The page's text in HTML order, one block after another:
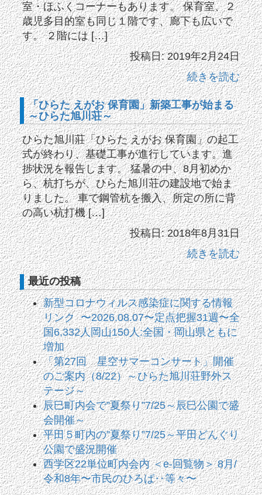
室・ほふくコーナーもあります。 保育室、２
歳児多目的室も同じ１階です、廊下も広いで
す。 ２階には […]
投稿日: 2019年2月24日
続きを読む
「ひらた えがお 保育園」新築工事が始まる
～ひらた旭川荘～
ひらた旭川莊「ひらた えがお 保育園」の起工
式が終わり、基礎工事が進行しています。進
捗状況を報告します。 猛暑の中、8月初めか
ら、杭打ちが、ひらた旭川荘の建設地で始ま
りました。 車で鋼管杭を搬入、所定の所に背
の高い杭打機 […]
投稿日: 2018年8月31日
続きを読む
最近の投稿
新型コロナウィルス感染症に関する情報
リンク 〜2026.08.07〜定点把握31週〜全
国6,332人岡山150人:全国・岡山県ともに
増加
「第27回 星空サマーコンサート」開催
のご案内（8/22）～ひらた旭川荘野外ス
テージ～
辰巳町内会で”夏祭り”7/25～辰巳公園で盛
会開催～
平田５町内の”夏祭り”7/25～平田どんぐり
公園で盛況開催
西学区22単位町内会内 ＜e-回覧物＞ 8月/
令和8年〜市民のひろば‥等々〜